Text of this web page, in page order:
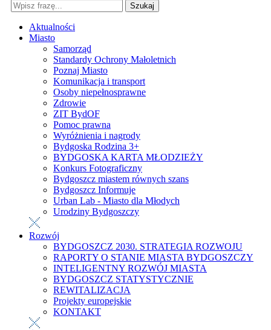
Szukaj
Aktualności
Miasto
Samorząd
Standardy Ochrony Małoletnich
Poznaj Miasto
Komunikacja i transport
Osoby niepełnosprawne
Zdrowie
ZIT BydOF
Pomoc prawna
Wyróżnienia i nagrody
Bydgoska Rodzina 3+
BYDGOSKA KARTA MŁODZIEŻY
Konkurs Fotograficzny
Bydgoszcz miastem równych szans
Bydgoszcz Informuje
Urban Lab - Miasto dla Młodych
Urodziny Bydgoszczy
Rozwój
BYDGOSZCZ 2030. STRATEGIA ROZWOJU
RAPORTY O STANIE MIASTA BYDGOSZCZY
INTELIGENTNY ROZWÓJ MIASTA
BYDGOSZCZ STATYSTYCZNIE
REWITALIZACJA
Projekty europejskie
KONTAKT